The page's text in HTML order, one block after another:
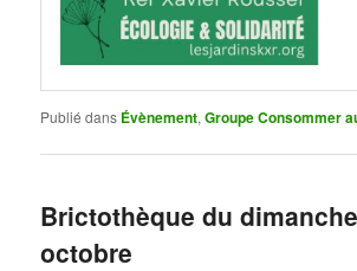
Publié dans Évènement,Groupe Consommer
Brictothèque du
octobre